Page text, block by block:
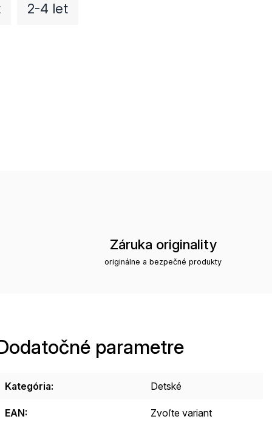
2-4 let
Záruka originality
originálne a bezpečné produkty
parametre
Kategória: Detské
EAN: Zvoľte variant